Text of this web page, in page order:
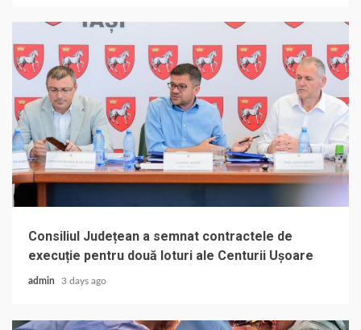
Consiliul Județean a semnat contractele de
execuție pentru două loturi ale Centurii Ușoare
admin 3 days ago